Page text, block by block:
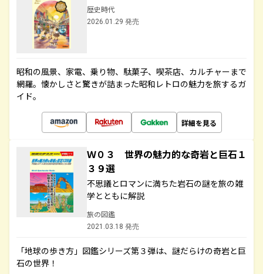
歴史時代
2026.01.29 発売
昭和の風景、家電、乗り物、駄菓子、喫茶店、カルチャーまで
網羅。懐かしさと驚きが詰まった昭和レトロの魅力を旅するガ
イド。
詳細を見る
Ｗ０３ 世界の魅力的な奇岩と巨石１
３９選
不思議とロマンに満ちた岩石の謎を旅の雑
学とともに解説
旅の図鑑
2021.03.18 発売
「地球の歩き方」図鑑シリーズ第３弾は、謎だらけの奇岩と巨
石の世界！